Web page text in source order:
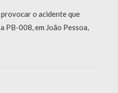
o acidente que
PB-008, em João Pessoa,